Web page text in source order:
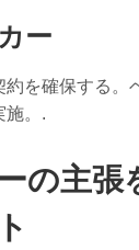
ー
約を確保する。
施。.
の主張